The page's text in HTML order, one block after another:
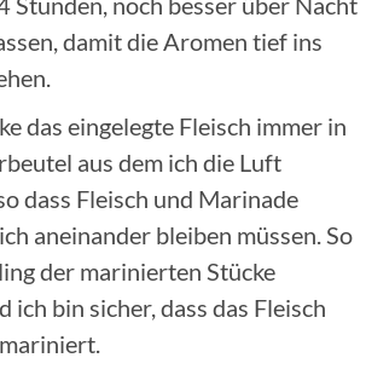
damit die Aromen tief ins
das eingelegte Fleisch immer in
aus dem ich die Luft
dass Fleisch und Marinade
aneinander bleiben müssen. So
der marinierten Stücke
ich bin sicher, dass das Fleisch